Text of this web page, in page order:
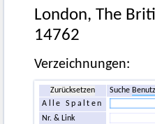
London, The
14762
Verzeichnungen:
Zurücksetzen Suche
Alle Spalten
Nr. & Link